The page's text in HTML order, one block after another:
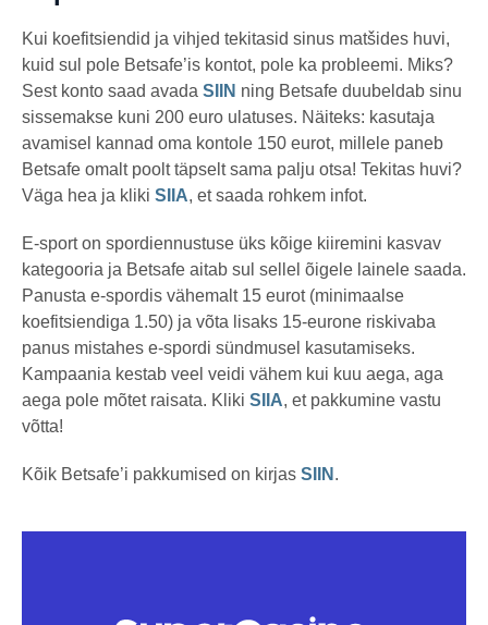
Kui koefitsiendid ja vihjed tekitasid sinus matšides huvi,
kuid sul pole Betsafe’is kontot, pole ka probleemi. Miks?
Sest konto saad avada SIIN ning Betsafe duubeldab sinu
sissemakse kuni 200 euro ulatuses. Näiteks: kasutaja
avamisel kannad oma kontole 150 eurot, millele paneb
Betsafe omalt poolt täpselt sama palju otsa! Tekitas huvi?
Väga hea ja kliki SIIA, et saada rohkem infot.
E-sport on spordiennustuse üks kõige kiiremini kasvav
kategooria ja Betsafe aitab sul sellel õigele lainele saada.
Panusta e-spordis vähemalt 15 eurot (minimaalse
koefitsiendiga 1.50) ja võta lisaks 15-eurone riskivaba
panus mistahes e-spordi sündmusel kasutamiseks.
Kampaania kestab veel veidi vähem kui kuu aega, aga
aega pole mõtet raisata. Kliki SIIA, et pakkumine vastu
võtta!
Kõik Betsafe’i pakkumised on kirjas SIIN .